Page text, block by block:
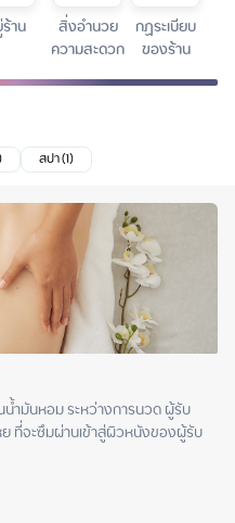
าน สิ่งอำนวย
ความสะดวก
กฏระเบียบ
ของร้าน
สปา (1)
ำมันหอม ระหว่างการนวด ผู้รับ
ที่จะซึมผ่านเข้าสู่ผิวหนังของผู้รับ